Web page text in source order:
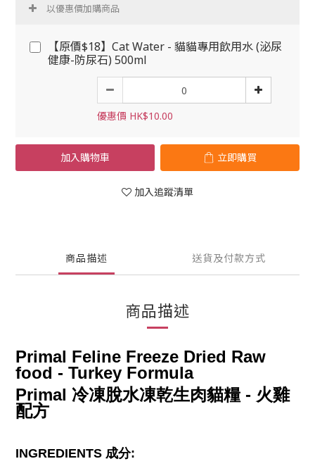
以優惠價加購商品
【原價$18】Cat Water - 貓貓專用飲用水 (泌尿
健康-防尿石) 500ml
優惠價 HK$10.00
加入購物車 立即購買
加入追蹤清單
商品描述 送貨及付款方式
商品描述
Primal Feline Freeze Dried Raw
food - Turkey Formula
Primal 冷凍脫水凍乾生肉貓糧 - 火雞
配方
INGREDIENTS 成分: